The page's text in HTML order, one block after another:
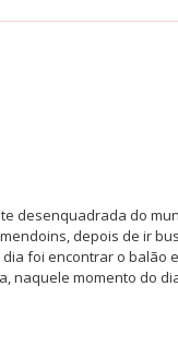
desenquadrada do
depois de ir
foi encontrar o balão
naquele momento do